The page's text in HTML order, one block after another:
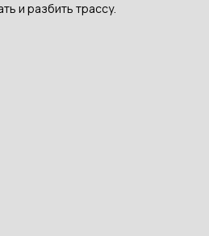
и разбить трассу.